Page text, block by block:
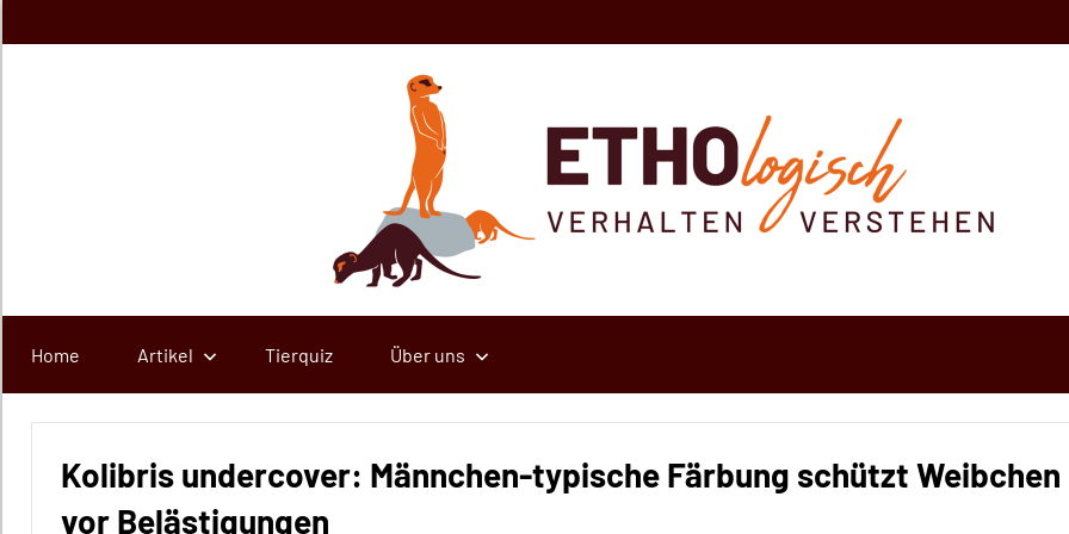
Inhalt
Home Artikel Tierquiz Über uns
Kolibris undercover: Männchen-typische Färbung schützt Weibchen
vor Belästigungen